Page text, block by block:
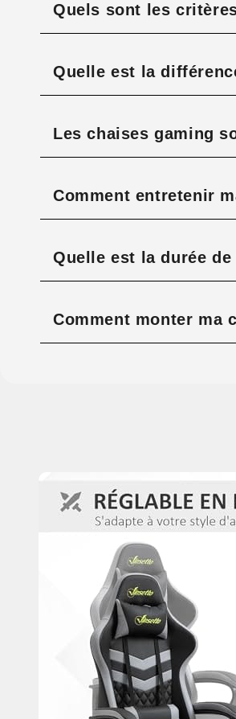
Quels sont les
Quelle est la
Les chaises gaming
Comment entretenir
Quelle est la durée de
Comment monter ma